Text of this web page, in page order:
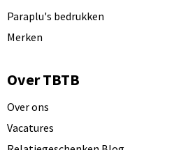
Paraplu's bedrukken
Merken
Over TBTB
Over ons
Vacatures